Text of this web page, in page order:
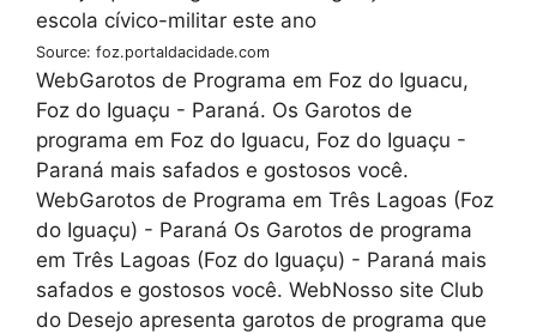
Source: foz.portaldacidade.com
WebGarotos de Programa em Foz do Iguacu,
Foz do Iguaçu - Paraná. Os Garotos de
programa em Foz do Iguacu, Foz do Iguaçu -
Paraná mais safados e gostosos você.
WebGarotos de Programa em Três Lagoas (Foz
do Iguaçu) - Paraná Os Garotos de programa
em Três Lagoas (Foz do Iguaçu) - Paraná mais
safados e gostosos você. WebNosso site Club
do Desejo apresenta garotos de programa que